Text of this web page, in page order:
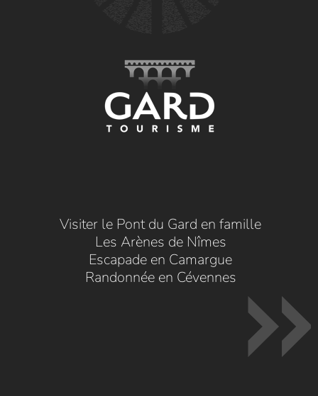
Visiter le Pont du Gard en famille
Les Arènes de Nîmes
Escapade en Camargue
Randonnée en Cévennes